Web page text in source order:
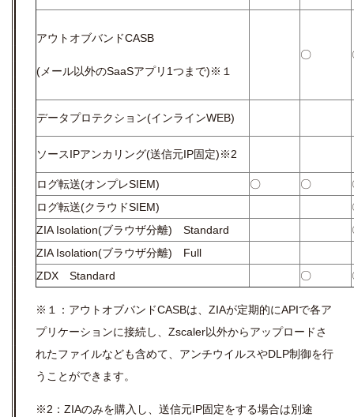
アウトオブバンドCASB
(メール以外のSaaSアプリ1つまで)※１
〇
データプロテクション(インラインWEB)
ソースIPアンカリング(送信元IP固定)※2
ログ転送(オンプレSIEM) 〇 〇
ログ転送(クラウドSIEM)
ZIA Isolation(ブラウザ分離) Standard
ZIA Isolation(ブラウザ分離) Full
ZDX Standard
〇
※１：アウトオブバンドCASBは、ZIAが定期的にAPIで各ア
プリケーションに接続し、Zscaler以外からアップロードさ
れたファイルなども含めて、アンチウイルスやDLP制御を行
うことができます。
※2：ZIAのみを購入し、送信元IP固定をする場合は別途